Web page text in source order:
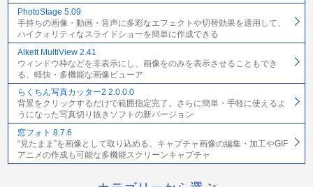
PhotoStage 5.09
手持ちの画像・動画・音声に多彩なエフェクトや切替効果を適用して、
ハイクォリティなスライドショーを簡単に作成できる
Alkett MultiView 2.41
ウィンドウ枠などを非表示にし、画像をのみを表示させることもでき
る、軽快・多機能な画像ビューア
らくちん写真カッター2 2.0.0.0
背景をクリックするだけで範囲指定完了。さらに簡単・手軽に使えるよ
うになった写真切り抜きソフトの新バージョン
窓フォト 8.7.6
“見たまま”を画像として取り込める。キャプチャ画像の編集・加工やGIF
アニメの作成も可能な多機能スクリーンキャプチャ